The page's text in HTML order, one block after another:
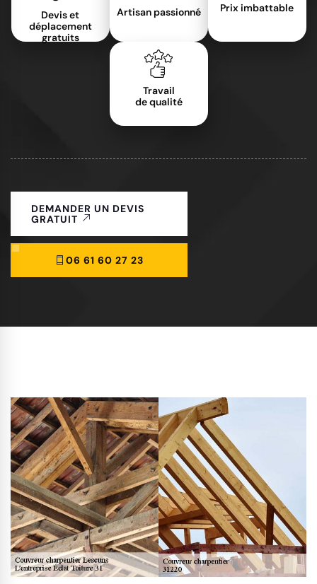
Devis et
déplacement
gratuits
Artisan passionné Prix imbattable
Travail
de qualité
DEMANDER UN DEVIS
GRATUIT
06 61 60 27 23